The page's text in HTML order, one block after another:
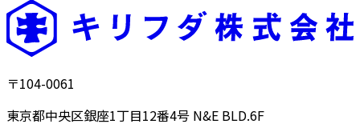
〒104-0061
東京都中央区銀座1丁目12番4号 N&E BLD.6F